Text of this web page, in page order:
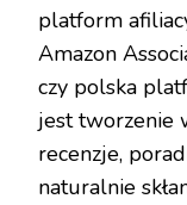
platform
Amazon
czy polska
jest tworzenie
recenzje,
naturalnie